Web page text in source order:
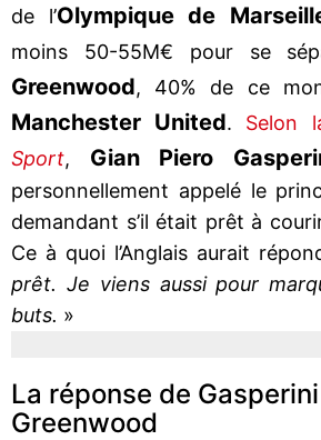
de l’Olympique de
moins 50-55M€ pour se
Greenwood, 40% de ce
Manchester United. Selon
Sport, Gian Piero
personnellement appelé le
demandant s’il était prêt à
Ce à quoi l’Anglais aurait
prêt. Je viens aussi pour
buts. »
La réponse de
Greenwood